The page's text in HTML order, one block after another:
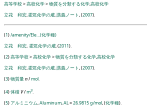
高等学校>高校化学>物質を分類する化学,高校化学
立花 和宏,電気化学の庵,講義ノート, (2007).
(1)/amenity/Ele…(化学種)
立花 和宏, 電気化学の庵, (2011).
(2)高等学校>高校化学>物質を分類する化学,高校化学
立花 和宏,電気化学の庵,講義ノート, (2007).
(3)物質量n/mol.
(4)体積V/m3.
(5) アルミニウム,Aluminum,Al,=26.9815 g/mol, (化学種).